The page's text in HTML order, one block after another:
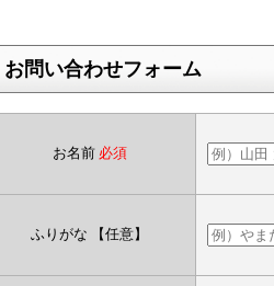
お問い合わせフォーム
お名前 必須
ふりがな 【任意】